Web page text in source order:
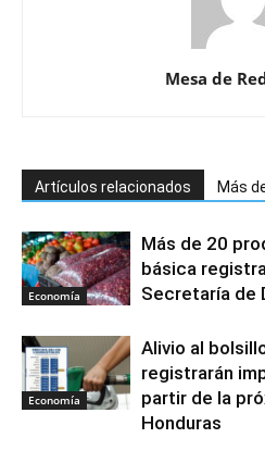
Mesa de
Artículos relacionados Más
Economía
Más de 20
básica
Secretaría de
Economía
Alivio al
registrarán
partir de la
Honduras